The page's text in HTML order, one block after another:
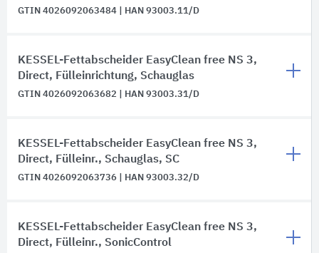
GTIN 4026092063484 | HAN 93003.11/D
KESSEL-Fettabscheider EasyClean free NS 3,
Direct, Fülleinrichtung, Schauglas
GTIN 4026092063682 | HAN 93003.31/D
KESSEL-Fettabscheider EasyClean free NS 3,
Direct, Fülleinr., Schauglas, SC
GTIN 4026092063736 | HAN 93003.32/D
KESSEL-Fettabscheider EasyClean free NS 3,
Direct, Fülleinr., SonicControl